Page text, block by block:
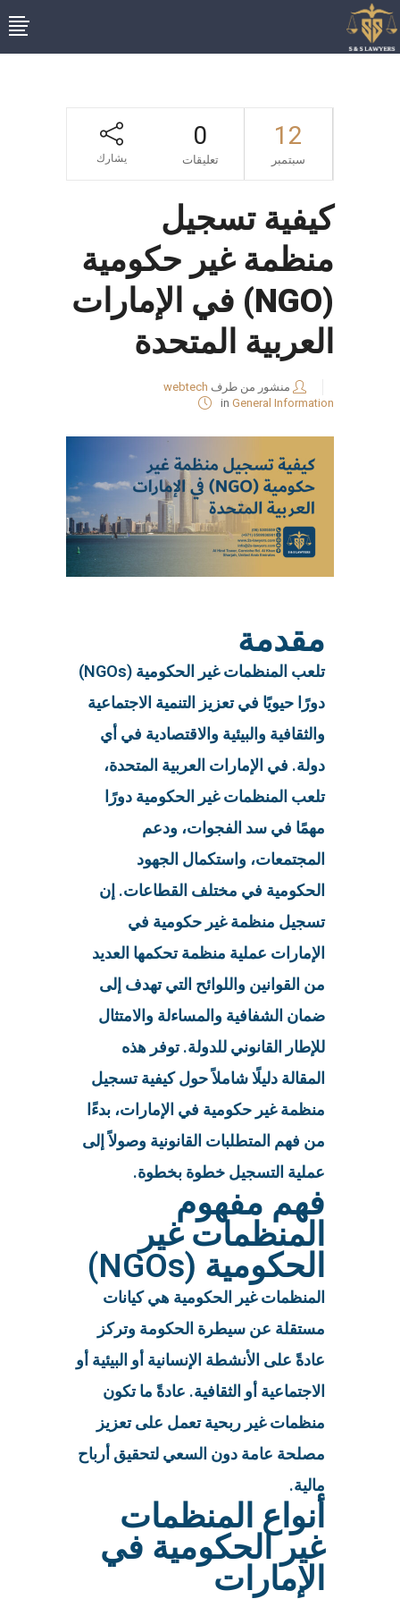
12
سبتمبر
0
تعليقات يشارك
كيفية تسجيل
منظمة غير حكومية
(NGO) في الإمارات
العربية المتحدة
منشور من طرف webtech
in General Information
مقدمة
تلعب المنظمات غير الحكومية (NGOs)
دورًا حيويًا في تعزيز التنمية الاجتماعية
والثقافية والبيئية والاقتصادية في أي
دولة. في الإمارات العربية المتحدة،
تلعب المنظمات غير الحكومية دورًا
مهمًا في سد الفجوات، ودعم
المجتمعات، واستكمال الجهود
الحكومية في مختلف القطاعات. إن
تسجيل منظمة غير حكومية في
الإمارات عملية منظمة تحكمها العديد
من القوانين واللوائح التي تهدف إلى
ضمان الشفافية والمساءلة والامتثال
للإطار القانوني للدولة. توفر هذه
المقالة دليلًا شاملاً حول كيفية تسجيل
منظمة غير حكومية في الإمارات، بدءًا
من فهم المتطلبات القانونية وصولاً إلى
عملية التسجيل خطوة بخطوة.
فهم مفهوم
المنظمات غير
الحكومية (NGOs)
المنظمات غير الحكومية هي كيانات
مستقلة عن سيطرة الحكومة وتركز
عادةً على الأنشطة الإنسانية أو البيئية أو
الاجتماعية أو الثقافية. عادةً ما تكون
منظمات غير ربحية تعمل على تعزيز
مصلحة عامة دون السعي لتحقيق أرباح
مالية.
أنواع المنظمات
غير الحكومية في
الإمارات